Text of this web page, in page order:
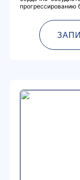
прогрессированию